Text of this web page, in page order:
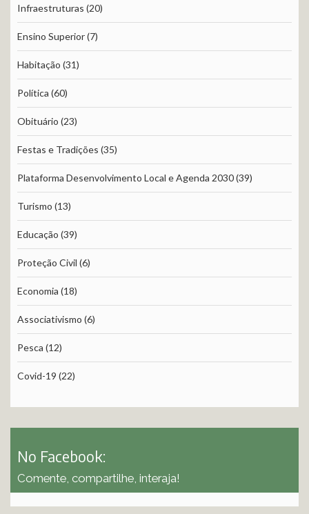
Infraestruturas (20)
Ensino Superior(7)
Habitação (31)
Política (60)
Obituário (23)
Festas e Tradições (35)
Plataforma Desenvolvimento Local e Agenda 2030(39)
Turismo (13)
Educação (39)
Proteção Civil (6)
Economia (18)
Associativismo (6)
Pesca (12)
Covid-19 (22)
No Facebook:
Comente, compartilhe, interaja!